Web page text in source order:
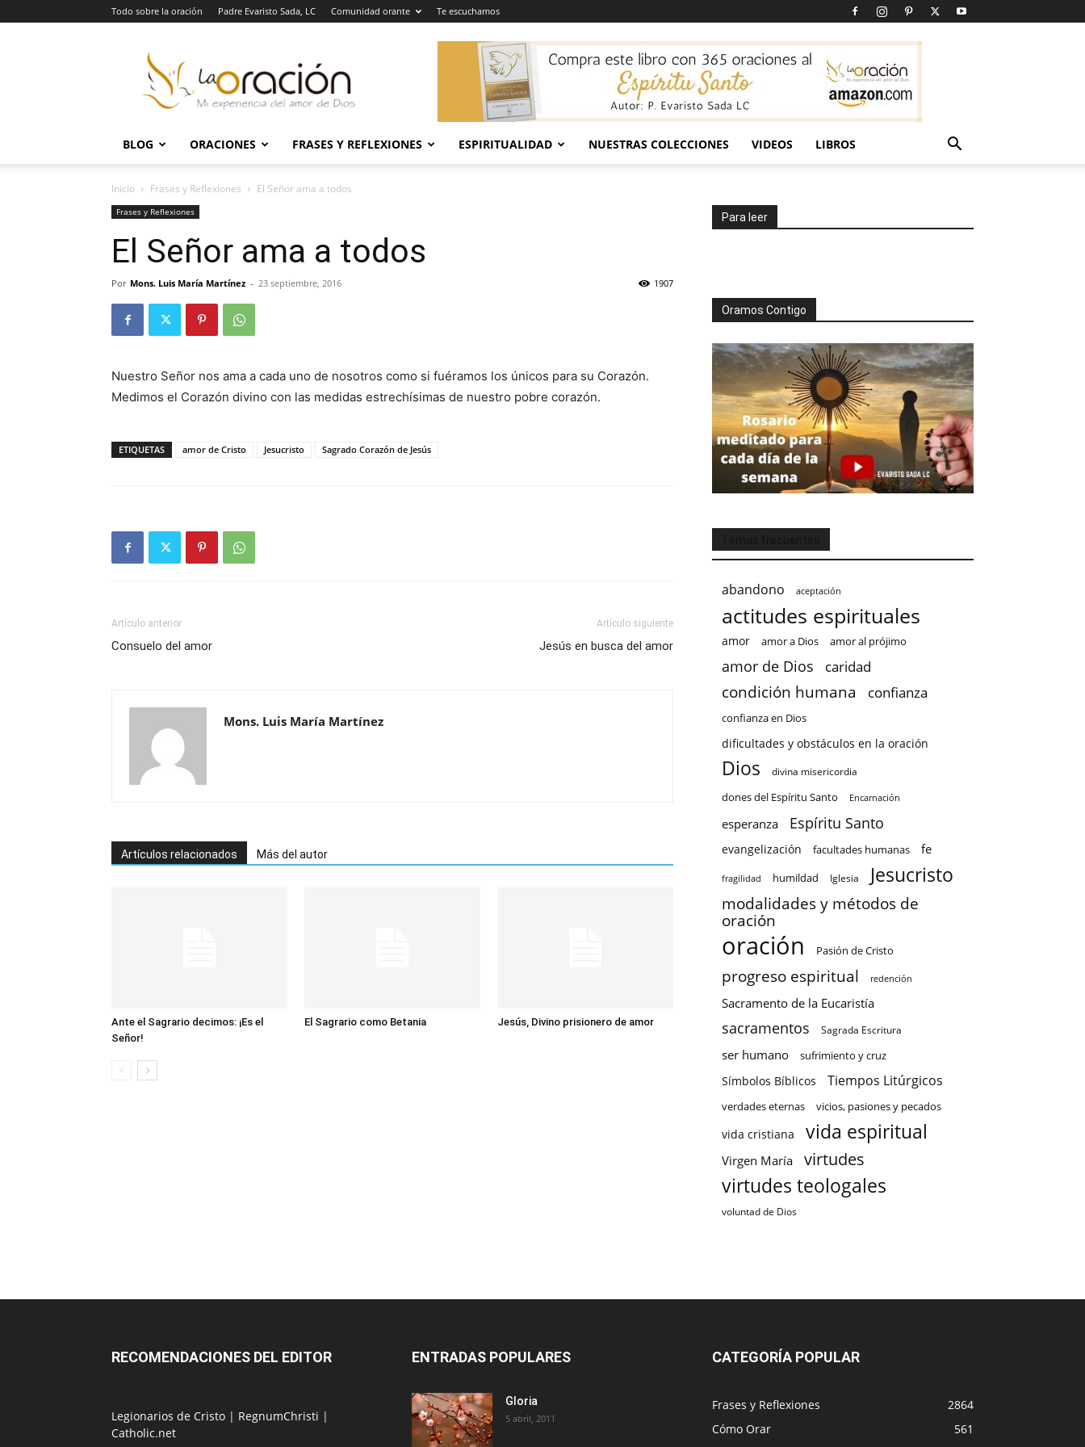
Todo sobre la oración Padre Evaristo Sada, LC Comunidad orante Te escuchamos
Oración
BLOG ORACIONES FRASES Y REFLEXIONES ESPIRITUALIDAD NUESTRAS COLECCIONES VIDEOS LIBROS
Inicio Frases y Reflexiones El Señor ama a todos
Frases y Reflexiones
El Señor ama a todos
Por Mons. Luis María Martínez - 23 septiembre, 2016 1907
Nuestro Señor nos ama a cada uno de nosotros como si fuéramos los únicos para su Corazón.
Medimos el Corazón divino con las medidas estrechísimas de nuestro pobre corazón.
ETIQUETAS amor de Cristo Jesucristo Sagrado Corazón de Jesús
Artículo anterior
Consuelo del amor
Artículo siguiente
Jesús en busca del amor
Mons. Luis María Martínez
Artículos relacionados Más del autor
Ante el Sagrario decimos: ¡Es el
Señor!
El Sagrario como Betania Jesús, Divino prisionero de amor
Para leer
Oramos Contigo
abandono aceptación
actitudes espirituales
amor amor a Dios amor al prójimo
amor de Dios caridad
condición humana confianza
confianza en Dios
dificultades y obstáculos en la oración
Dios divina misericordia
dones del Espíritu Santo Encarnación
esperanza Espíritu Santo
evangelización facultades humanas fe
fragilidad humildad Iglesia Jesucristo
modalidades y métodos de
oración
oración Pasión de Cristo
progreso espiritual redención
Sacramento de la Eucaristía
sacramentos Sagrada Escritura
ser humano sufrimiento y cruz
Símbolos Bíblicos Tiempos Litúrgicos
verdades eternas vicios, pasiones y pecados
vida cristiana vida espiritual
Virgen María virtudes
virtudes teologales
voluntad de Dios
RECOMENDACIONES DEL EDITOR
Legionarios de Cristo | RegnumChristi |
Catholic.net
ENTRADAS POPULARES
Gloria
5 abril, 2011
CATEGORÍA POPULAR
Frases y Reflexiones
2864
Cómo Orar
561